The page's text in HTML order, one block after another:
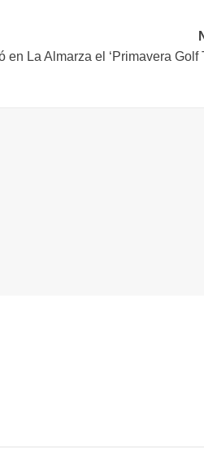
en La Almarza el ‘Primavera Golf